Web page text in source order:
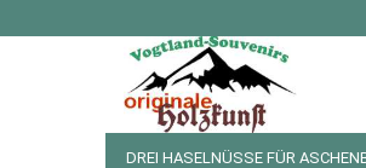
DREI HASELNÜSSE FÜR